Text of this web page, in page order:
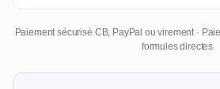
Paiement sécurisé CB, PayPal ou virement ·
formules directes